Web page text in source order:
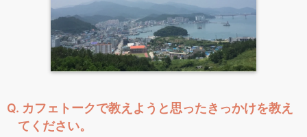
Q. カフェトークで教えようと思ったきっかけを教え
てください。